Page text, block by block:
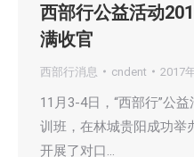
西部行公益活动
满收官
西部行消息 cndent 2017
11月3-4日，“西部行”公
训班，在林城贵阳成功举
开展了对口…